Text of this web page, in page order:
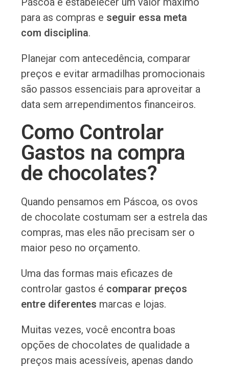
para as compras e seguir essa meta
com disciplina.
Planejar com antecedência, comparar
preços e evitar armadilhas promocionais
são passos essenciais para aproveitar a
data sem arrependimentos financeiros.
Como Controlar
Gastos na compra
de chocolates?
Quando pensamos em Páscoa, os ovos
de chocolate costumam ser a estrela das
compras, mas eles não precisam ser o
maior peso no orçamento.
Uma das formas mais eficazes de
controlar gastos é comparar preços
entre diferentes marcas e lojas.
Muitas vezes, você encontra boas
opções de chocolates de qualidade a
preços mais acessíveis, apenas dando